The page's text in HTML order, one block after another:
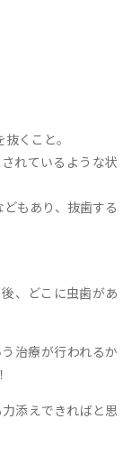
くこと。
れているような状
もあり、抜歯する
、どこに虫歯があ
治療が行われるか
添えできればと思